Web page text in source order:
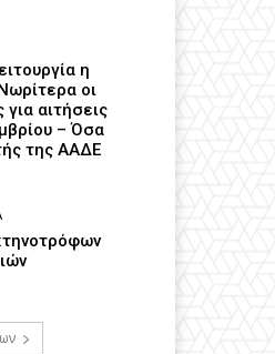
η
οι
αιτήσεις
– Όσα
της ΑΑΔΕ